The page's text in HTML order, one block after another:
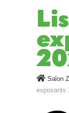
Salon
exposants